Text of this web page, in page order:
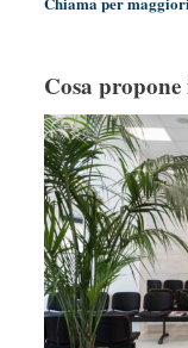
Cosa